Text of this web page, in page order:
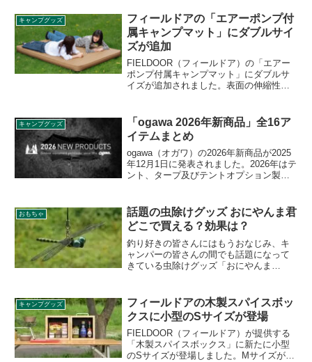
キャンプグッズ
フィールドアの「エアーポンプ付
属キャンプマット」にダブルサイ
ズが追加
FIELDOOR（フィールドア）の「エアー
ポンプ付属キャンプマット」にダブルサ
イズが追加されました。表面の伸縮性素
トで、バルブを開放にするだけで自然に
膨らむ仕様です。今回新たにダブルサイ
ズが追加となりました。詳細をレビュー
します。
キャンプグッズ
「ogawa 2026年新商品」全16ア
イテムまとめ
ogawa（オガワ）の2026年新商品が2025
年12月1日に発表されました。2026年はテ
ント、タープ及びテントオプション製品
す。詳細をレビューします。
おもちゃ
話題の虫除けグッズ おにやんま君
どこで買える？効果は？
釣り好きの皆さんにはもうおなじみ、キ
ャンパーの皆さんの間でも話題になって
きている虫除けグッズ「おにやんま
るのか、虫除け効果はいかほどなのか、
レビューします。
キャンプグッズ
フィールドアの木製スパイスボッ
クスに小型のSサイズが登場
FIELDOOR（フィールドア）が提供する
「木製スパイスボックス」に新たに小型
のSサイズが登場しました。Mサイズが